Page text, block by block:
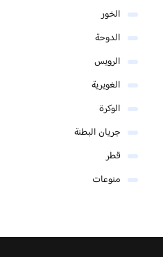
الخور
الدوحة
الرويس
الغويرية
الوكرة
جريان البطنة
قطر
منوعات